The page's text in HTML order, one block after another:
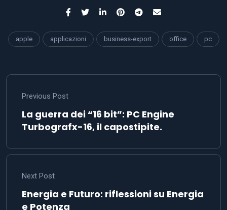
apple applicazioni business-export office pc
Previous Post
La guerra dei “16 bit”: PC Engine
Turbografx-16, il capostipite.
Next Post
Energia e Futuro: riflessioni su Energia
e Potenza